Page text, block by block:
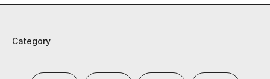
Category